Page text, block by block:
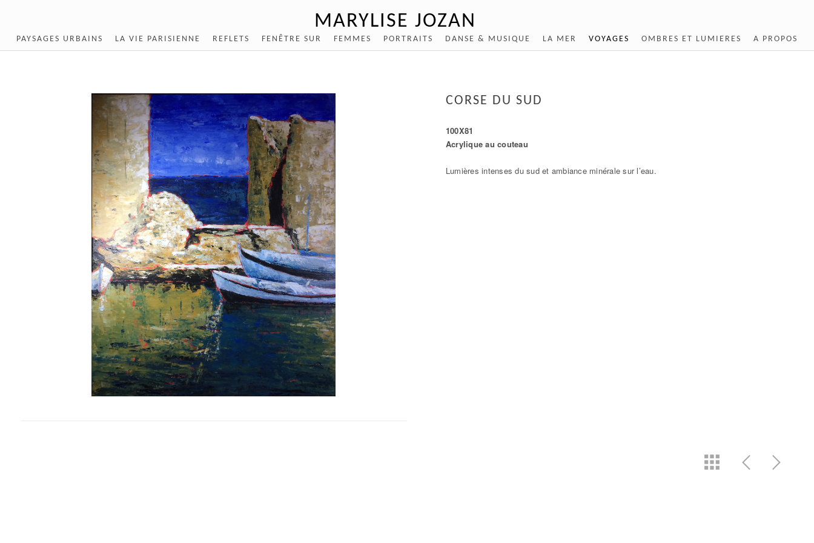
MARYLISE JOZAN
PAYSAGES URBAINS LA VIE PARISIENNE REFLETS FENÊTRE SUR FEMMES PORTRAITS DANSE & MUSIQUE LA MER VOYAGES OMBRES ET LUMIERES A PROPOS
CORSE DU SUD
100X81
Acrylique au couteau
Lumières intenses du sud et ambiance minérale sur l’eau.